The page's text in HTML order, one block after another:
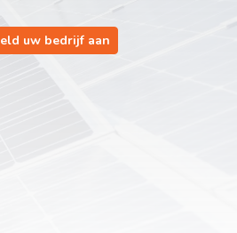
uw bedrijf aan